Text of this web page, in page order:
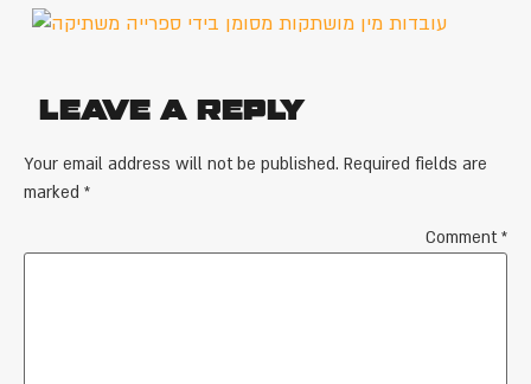
Leave a Reply
Your email address will not be published. Required fields are
marked *
Comment*